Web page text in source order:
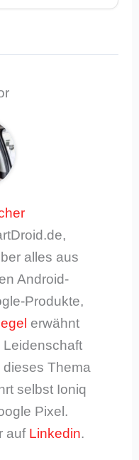
alles aus
Android-
Produkte,
erwähnt
Thema
selbst Ioniq
Pixel.
auf Linkedin.